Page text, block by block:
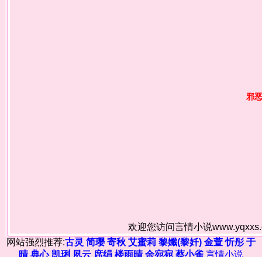
邪
欢迎您访问言情小说
网站强烈推荐:古灵 简璎 寄秋 艾蜜莉 黎孅(黎奷) 金萱 忻彤 于
晴 典心 凯琍 夙云 席绢 楼雨晴 余宛宛 蔡小雀 言情小说